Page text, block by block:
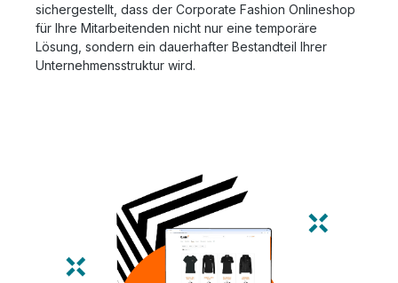
sichergestellt, dass der Corporate Fashion Onlineshop
für Ihre Mitarbeitenden nicht nur eine temporäre
Lösung, sondern ein dauerhafter Bestandteil Ihrer
Unternehmensstruktur wird.